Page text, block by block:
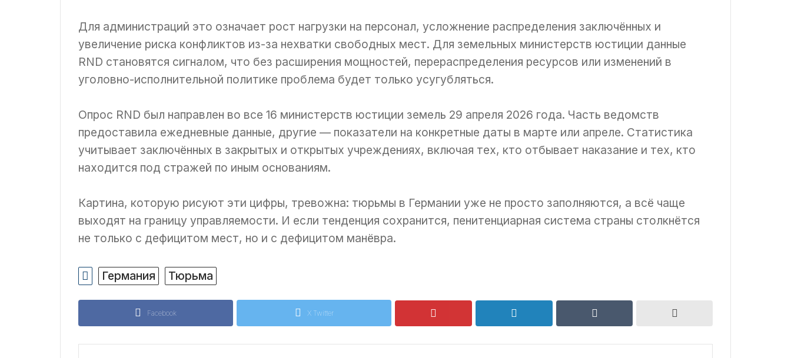
Для администраций это означает рост нагрузки на персонал, усложнение распределения заключённых и
увеличение риска конфликтов из-за нехватки свободных мест. Для земельных министерств юстиции данные
RND становятся сигналом, что без расширения мощностей, перераспределения ресурсов или изменений в
уголовно-исполнительной политике проблема будет только усугубляться.
Опрос RND был направлен во все 16 министерств юстиции земель 29 апреля 2026 года. Часть ведомств
предоставила ежедневные данные, другие — показатели на конкретные даты в марте или апреле. Статистика
учитывает заключённых в закрытых и открытых учреждениях, включая тех, кто отбывает наказание и тех, кто
находится под стражей по иным основаниям.
Картина, которую рисуют эти цифры, тревожна: тюрьмы в Германии уже не просто заполняются, а всё чаще
выходят на границу управляемости. И если тенденция сохранится, пенитенциарная система страны столкнётся
не только с дефицитом мест, но и с дефицитом манёвра.
Германия Тюрьма
Facebook X Twitter